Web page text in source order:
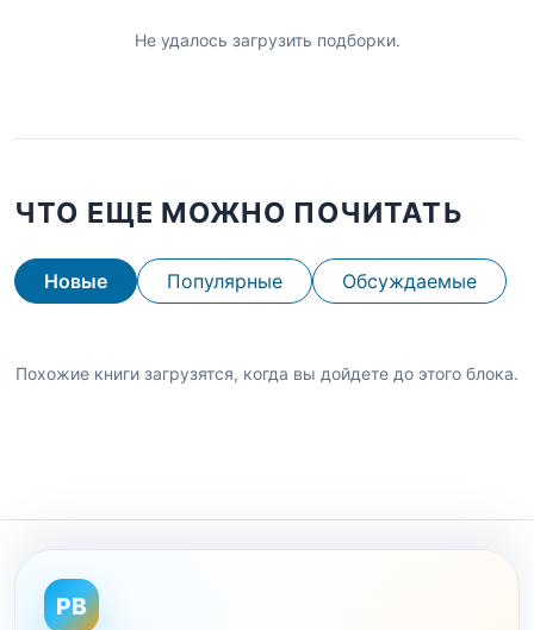
Не удалось загрузить подборки.
ЧТО ЕЩЕ МОЖНО ПОЧИТАТЬ
Новые Популярные Обсуждаемые
Похожие книги загрузятся, когда вы дойдете до этого блока.
PB